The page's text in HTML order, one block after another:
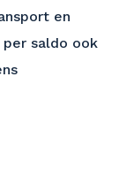
en
per saldo ook